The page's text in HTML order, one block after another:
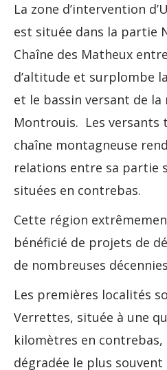
La zone d’intervention
est située dans la partie
Chaîne des Matheux
d’altitude et surplombe
et le bassin versant de la
Montrouis. Les versants
chaîne montagneuse
relations entre sa partie
situées en contrebas.
Cette région
bénéficié de projets de
de nombreuses
Les premières localités
Verrettes, située à une
kilomètres en
dégradée le plus